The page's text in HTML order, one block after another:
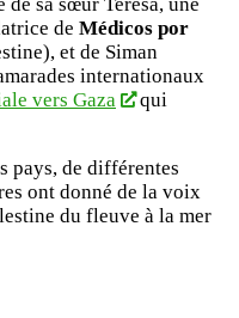
de Médicos por
et de Siman
internationaux
vers Gaza
qui
pays, de différentes
ont donné de la voix
du fleuve à la mer